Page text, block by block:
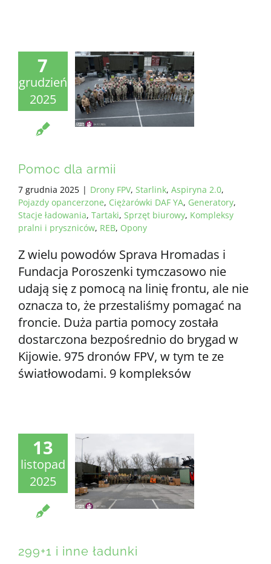
7
grudzień
2025
Pomoc dla armii
7 grudnia 2025 | Drony FPV, Starlink, Aspiryna 2.0,
Pojazdy opancerzone, Ciężarówki DAF YA, Generatory,
Stacje ładowania, Tartaki, Sprzęt biurowy, Kompleksy
pralni i pryszniców, REB, Opony
Z wielu powodów Sprava Hromadas i
Fundacja Poroszenki tymczasowo nie
udają się z pomocą na linię frontu, ale nie
oznacza to, że przestaliśmy pomagać na
froncie. Duża partia pomocy została
dostarczona bezpośrednio do brygad w
Kijowie. 975 dronów FPV, w tym te ze
światłowodami. 9 kompleksów
13
listopad
2025
299+1 i inne ładunki